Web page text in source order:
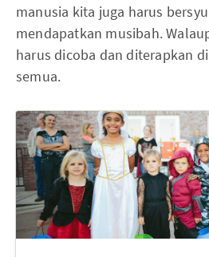
manusia kita juga harus
mendapatkan musibah.
harus dicoba dan diterapkan
semua.